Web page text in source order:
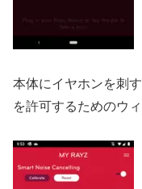
本体にイヤホンを刺
を許可するためのウ